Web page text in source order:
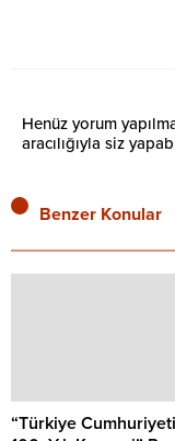
Henüz yorum
aracılığıyla siz
Benzer Konular
“Türkiye